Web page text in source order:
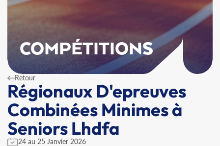
COMPÉTITIONS
Retour
Régionaux D'epreuves
Combinées Minimes à
Seniors Lhdfa
24 au 25 Janvier 2026